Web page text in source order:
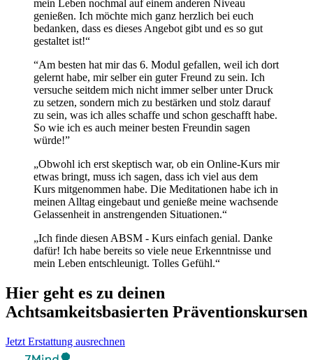
mein Leben nochmal auf einem anderen Niveau
genießen. Ich möchte mich ganz herzlich bei euch
bedanken, dass es dieses Angebot gibt und es so gut
gestaltet ist!“
“Am besten hat mir das 6. Modul gefallen, weil ich dort
gelernt habe, mir selber ein guter Freund zu sein. Ich
versuche seitdem mich nicht immer selber unter Druck
zu setzen, sondern mich zu bestärken und stolz darauf
zu sein, was ich alles schaffe und schon geschafft habe.
So wie ich es auch meiner besten Freundin sagen
würde!”
„Obwohl ich erst skeptisch war, ob ein Online-Kurs mir
etwas bringt, muss ich sagen, dass ich viel aus dem
Kurs mitgenommen habe. Die Meditationen habe ich in
meinen Alltag eingebaut und genieße meine wachsende
Gelassenheit in anstrengenden Situationen.“
„Ich finde diesen ABSM - Kurs einfach genial. Danke
dafür! Ich habe bereits so viele neue Erkenntnisse und
mein Leben entschleunigt. Tolles Gefühl.“
Hier geht es zu deinen
Achtsamkeitsbasierten Präventionskursen
Jetzt Erstattung ausrechnen